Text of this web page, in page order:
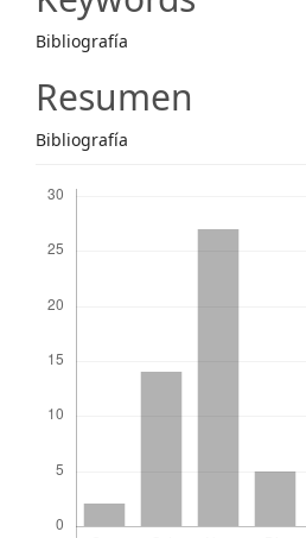
Content
Bibliografía
Resumen
Bibliografía